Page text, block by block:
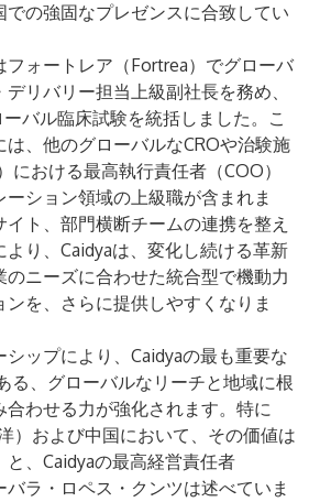
での強固なプレゼンスに合致してい
フォートレア（Fortrea）でグローバ
リバリー担当上級副社長を務め、
バル臨床試験を統括しました。こ
、他のグローバルなCROや治験施
における最高執行責任者（COO）
ション領域の上級職が含まれま
ト、部門横断チームの連携を整え
より、Caidyaは、変化し続ける革新
のニーズに合わせた統合型で機動力
を、さらに提供しやすくなりま
シップにより、Caidyaの最も重要な
る、グローバルなリーチと地域に根
合わせる力が強化されます。特に
）および中国において、その価値は
、Caidyaの最高経営責任者
バラ・ロペス・クンツは述べていま